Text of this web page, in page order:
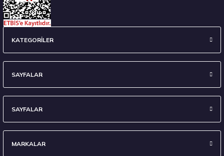
KATEGORİLER
SAYFALAR
SAYFALAR
MARKALAR